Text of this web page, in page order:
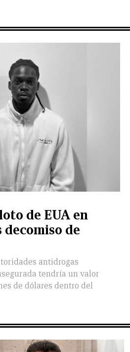
de EUA en
decomiso de
antidrogas
tendría un valor
de dólares dentro del